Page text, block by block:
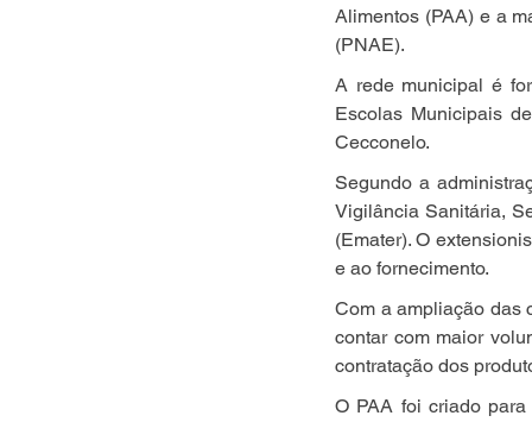
Alimentos (PAA) e a
(PNAE).
A rede municipal é
Escolas Municipais
Cecconelo.
Segundo a
Vigilância Sanitária,
(Emater). O
e ao fornecimento.
Com a ampliação das
contar com maior
contratação dos
O PAA foi criado